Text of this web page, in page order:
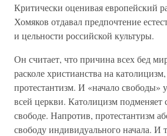
Критически оценивая европейский
Хомяков отдавал предпочтение
и цельности российской культуры.
Он считает, что причина всех бед
расколе христианства на
протестантизм. И «начало свободы»
всей церкви. Католицизм подменяет
свободе. Напротив, протестантизм
свободу индивидуального начала. И